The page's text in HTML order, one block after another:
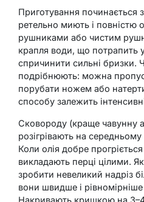
Приготування починається
ретельно миють і
рушниками або чистим
крапля води, що потрапить
спричинити сильні бризки.
подрібнюють: можна
порубати ножем або
способу залежить
Сковороду (краще чавунну
розігрівають на
Коли олія добре
викладають перці цілими.
зробити невеликий надріз
вони швидше і
Накривають кришкою на